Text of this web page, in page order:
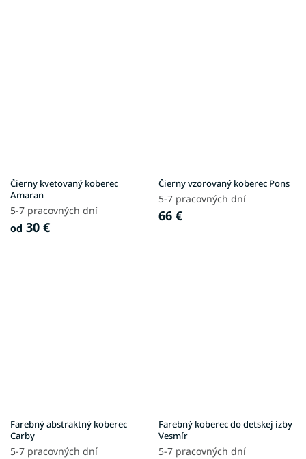
Čierny kvetovaný koberec
Amaran
5-7 pracovných dní
od 30 €
Čierny vzorovaný koberec Pons
5-7 pracovných dní
66 €
Farebný abstraktný koberec
Carby
5-7 pracovných dní
Farebný koberec do detskej izby
Vesmír
5-7 pracovných dní